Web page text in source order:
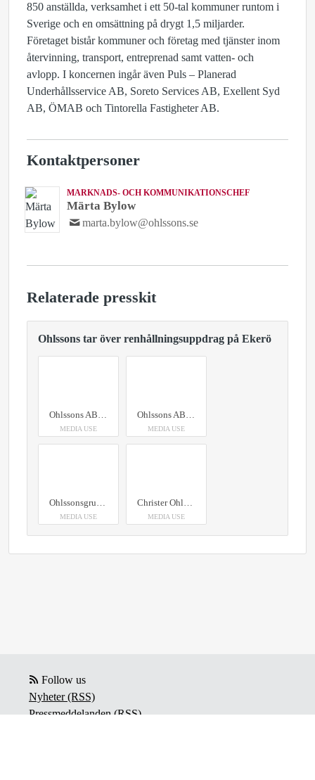
850 anställda, verksamhet i ett 50-tal kommuner runtom i
Sverige och en omsättning på drygt 1,5 miljarder.
Företaget bistår kommuner och företag med tjänster inom
återvinning, transport, entreprenad samt vatten- och
avlopp. I koncernen ingår även Puls – Planerad
Underhållsservice AB, Soreto Services AB, Exellent Syd
AB, ÖMAB och Tintorella Fastigheter AB.
Kontaktpersoner
MARKNADS- OCH KOMMUNIKATIONSCHEF
Märta Bylow
marta.bylow@ohlssons.se
Relaterade presskit
Ohlssons tar över renhållningsuppdrag på Ekerö
Ohlssons AB - renhållning
MEDIA USE
Ohlssons AB - renhållning
MEDIA USE
Ohlssonsgruppen
MEDIA USE
Christer Ohlsson, koncernchef och grundare, Ohlssonskoncernen
MEDIA USE
Follow us
Nyheter (RSS)
Pressmeddelanden (RSS)